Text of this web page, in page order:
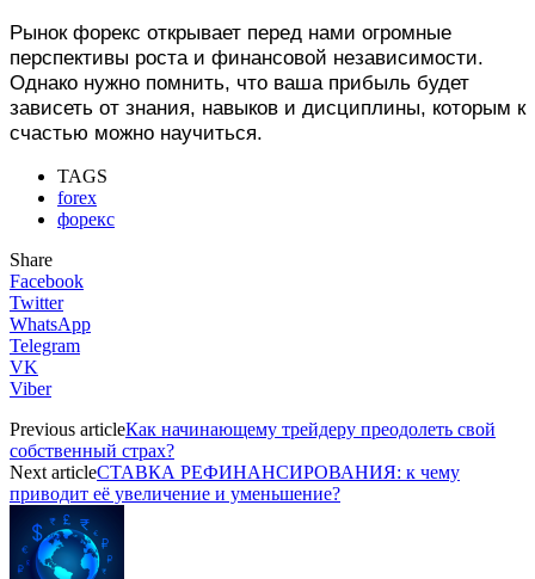
Рынок форекс открывает перед нами огромные
перспективы роста и финансовой независимости.
Однако нужно помнить, что ваша прибыль будет
зависеть от знания, навыков и дисциплины, которым к
счастью можно научиться.
TAGS
forex
форекс
Share
Facebook
Twitter
WhatsApp
Telegram
VK
Viber
Previous articleКак начинающему трейдеру преодолеть свой
собственный страх?
Next articleСТАВКА РЕФИНАНСИРОВАНИЯ: к чему
приводит её увеличение и уменьшение?